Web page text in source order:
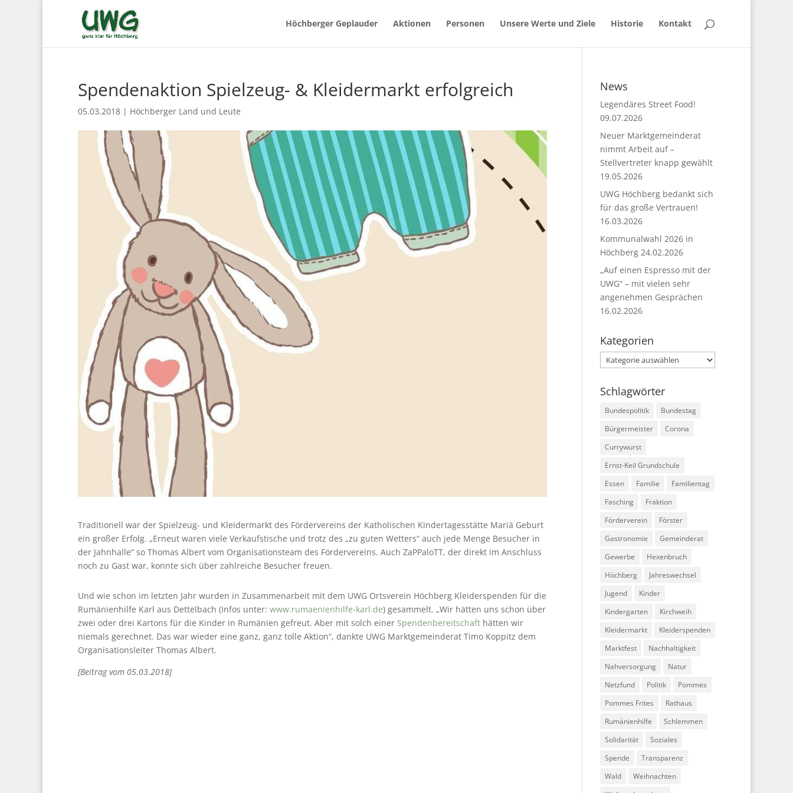
Höchberger Geplauder Aktionen Personen Unsere Werte und Ziele Historie Kontakt
Spendenaktion Spielzeug- & Kleidermarkt erfolgreich
05.03.2018 | Höchberger Land und Leute
Traditionell war der Spielzeug- und Kleidermarkt des Fördervereins der Katholischen Kindertagesstätte Mariä Geburt
ein großer Erfolg. „Erneut waren viele Verkaufstische und trotz des „zu guten Wetters“ auch jede Menge Besucher in
der Jahnhalle“ so Thomas Albert vom Organisationsteam des Fördervereins. Auch ZaPPaloTT, der direkt im Anschluss
noch zu Gast war, konnte sich über zahlreiche Besucher freuen.
Und wie schon im letzten Jahr wurden in Zusammenarbeit mit dem UWG Ortsverein Höchberg Kleiderspenden für die
Rumänienhilfe Karl aus Dettelbach (Infos unter: www.rumaenienhilfe-karl.de) gesammelt. „Wir hätten uns schon über
zwei oder drei Kartons für die Kinder in Rumänien gefreut. Aber mit solch einer Spendenbereitschaft hätten wir
niemals gerechnet. Das war wieder eine ganz, ganz tolle Aktion“, dankte UWG Marktgemeinderat Timo Koppitz dem
Organisationsleiter Thomas Albert.
[Beitrag vom 05.03.2018]
News
Legendäres Street Food!
09.07.2026
Neuer Marktgemeinderat
nimmt Arbeit auf –
Stellvertreter knapp gewählt
19.05.2026
UWG Höchberg bedankt sich
für das große Vertrauen!
16.03.2026
Kommunalwahl 2026 in
Höchberg 24.02.2026
„Auf einen Espresso mit der
UWG“ – mit vielen sehr
angenehmen Gesprächen
16.02.2026
Kategorien
Kategorien
Schlagwörter
Bundespolitik
Bundestag
Bürgermeister
Corona
Currywurst
Ernst-Keil Grundschule
Essen
Familie
Familientag
Fasching
Fraktion
Förderverein
Förster
Gastronomie
Gemeinderat
Gewerbe
Hexenbruch
Höchberg
Jahreswechsel
Jugend
Kinder
Kindergarten
Kirchweih
Kleidermarkt
Kleiderspenden
Marktfest
Nachhaltigkeit
Nahversorgung
Natur
Netzfund
Politik
Pommes
Pommes Frites
Rathaus
Rumänienhilfe
Schlemmen
Solidarität
Soziales
Spende
Transparenz
Wald
Weihnachten